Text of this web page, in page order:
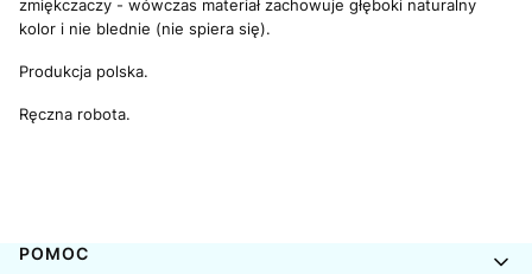
zmiękczaczy - wówczas materiał zachowuje głęboki naturalny
kolor i nie blednie (nie spiera się).
Produkcja polska.
Ręczna robota.
Linki w stopce
POMOC